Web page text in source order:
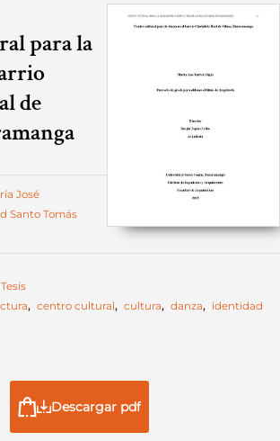
para la
de
José
Santo Tomás
Tesis
, centro cultural, cultura, danza,
identidad
Descargar pdf